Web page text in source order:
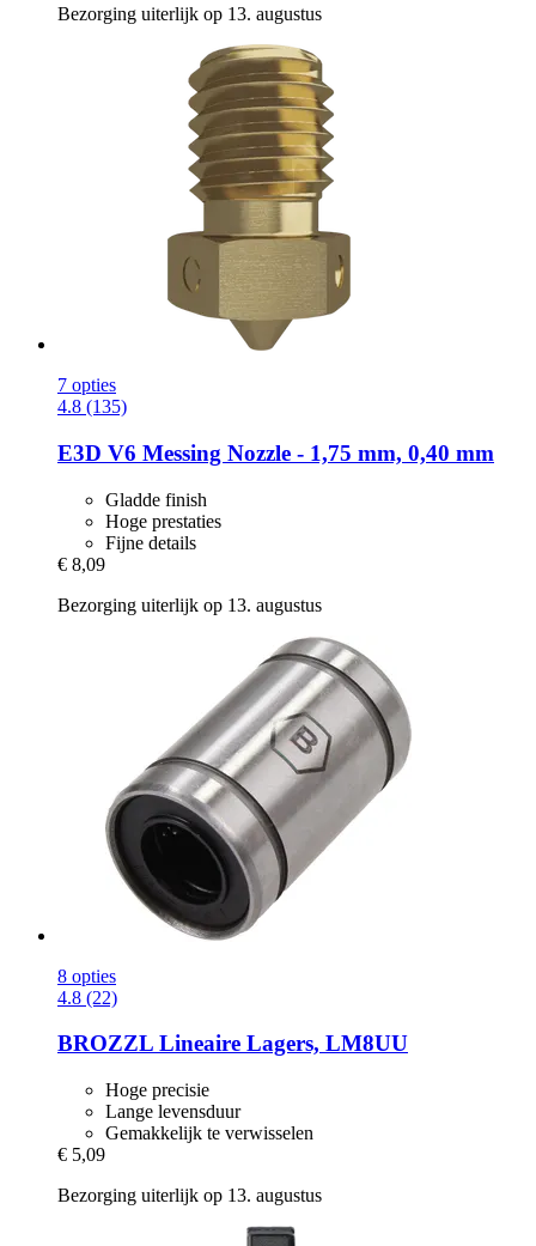
Bezorging uiterlijk op 13. augustus
7 opties
4.8 (135)
E3D V6 Messing Nozzle -​ 1,75 mm, 0,40 mm
Gladde finish
Hoge prestaties
Fijne details
€ 8,09
Bezorging uiterlijk op 13. augustus
8 opties
4.8 (22)
BROZZL Lineaire Lagers, LM8UU
Hoge precisie
Lange levensduur
Gemakkelijk te verwisselen
€ 5,09
Bezorging uiterlijk op 13. augustus